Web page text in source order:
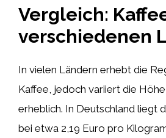
Vergleich:
verschiedenen
In vielen Ländern erhebt die
Kaffee, jedoch variiert die
erheblich. In Deutschland liegt
bei etwa 2,19 Euro pro